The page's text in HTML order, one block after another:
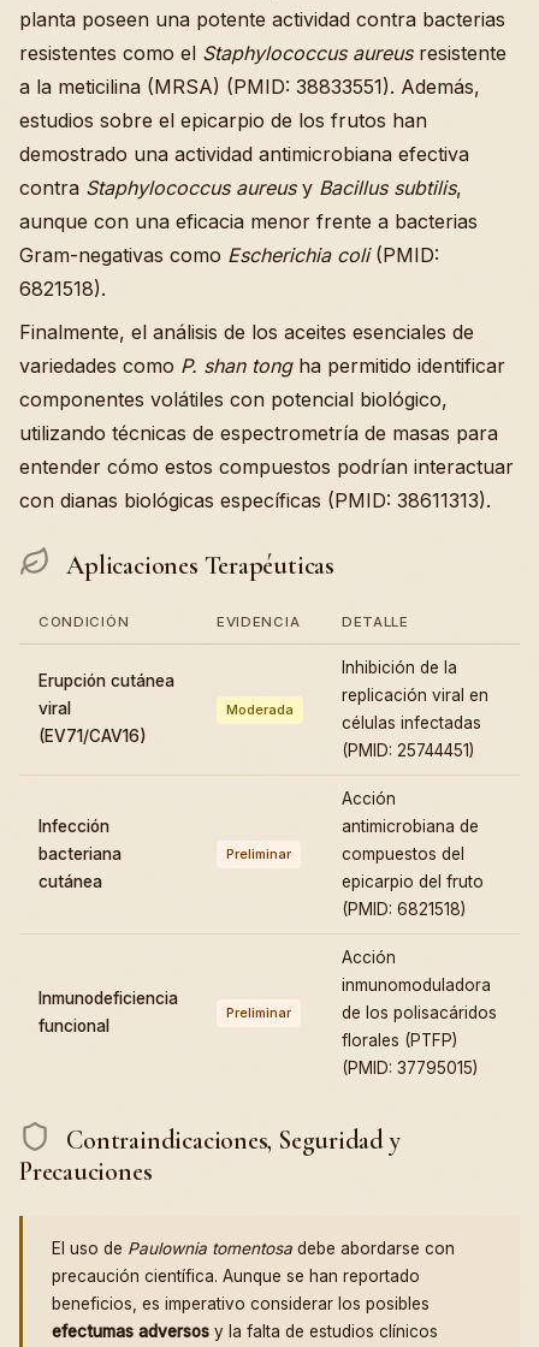
planta poseen una potente actividad contra bacterias
resistentes como el Staphylococcus aureusresistente
a la meticilina (MRSA) (PMID: 38833551). Además,
estudios sobre el epicarpio de los frutos han
demostrado una actividad antimicrobiana efectiva
contra Staphylococcus aureusy Bacillus subtilis,
aunque con una eficacia menor frente a bacterias
Gram-negativas como Escherichia coli(PMID:
6821518).
Finalmente, el análisis de los aceites esenciales de
variedades como P. shan tongha permitido identificar
componentes volátiles con potencial biológico,
utilizando técnicas de espectrometría de masas para
entender cómo estos compuestos podrían interactuar
con dianas biológicas específicas (PMID: 38611313).
Aplicaciones Terapéuticas
CONDICIÓN EVIDENCIA DETALLE
Erupción cutánea
viral
(EV71/CAV16)
Moderada
Inhibición de la
replicación viral en
células infectadas
(PMID: 25744451)
Infección
bacteriana
cutánea
Preliminar
Acción
antimicrobiana de
compuestos del
epicarpio del fruto
(PMID: 6821518)
Inmunodeficiencia
funcional
Preliminar
Acción
inmunomoduladora
de los polisacáridos
florales (PTFP)
(PMID: 37795015)
Contraindicaciones, Seguridad y
Precauciones
El uso de Paulownia tomentosa debe abordarse con
precaución científica. Aunque se han reportado
beneficios, es imperativo considerar los posibles
efectumas adversos y la falta de estudios clínicos